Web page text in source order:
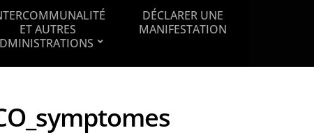
ET AUTRES
DÉCLARER UNE
MANIFESTATION